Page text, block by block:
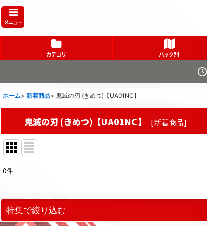
メニュー
カテゴリ パック別
ホーム> 新着商品> 鬼滅の刃 (きめつ)【UA01NC】
鬼滅の刃 (きめつ)【UA01NC】 [新着商品]
在庫あり
並び順:
0件
特集で絞り込む